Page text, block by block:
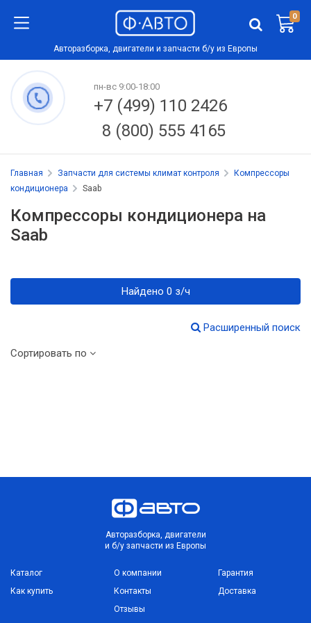
0
Авторазборка, двигатели и запчасти б/у из Европы
пн-вс 9:00-18:00
+7 (499) 110 2426
8 (800) 555 4165
Главная Запчасти для системы климат контроля
Компрессоры
кондиционера
Saab
Компрессоры кондиционера на
Saab
Найдено 0 з/ч
Расширенный поиск
Сортировать по
Авторазборка, двигатели
и б/у запчасти из Европы
Каталог
Как купить
О компании
Контакты
Отзывы
Гарантия
Доставка